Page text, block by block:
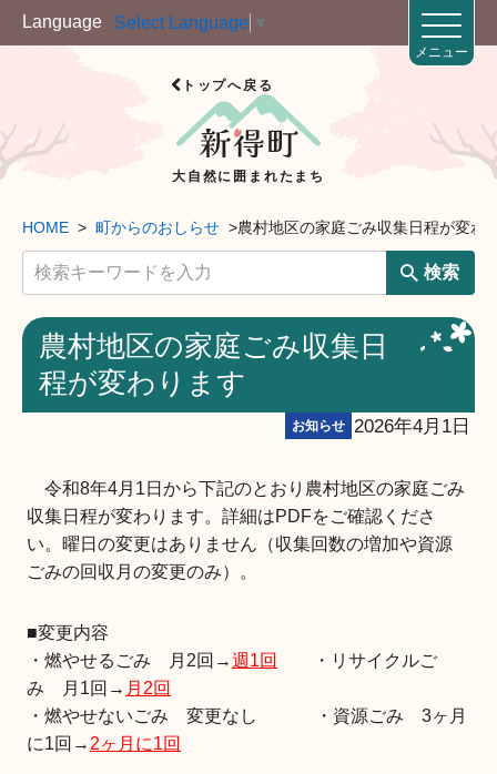
Language Select Language
トップへ戻る
大自然に囲まれたまち
メニュー
HOME 町からのおしらせ 農村地区の家庭ごみ収集日程が変わ
検索
農村地区の家庭ごみ収集日
程が変わります
2026年4月1日
お知らせ
令和8年4月1日から下記のとおり農村地区の家庭ごみ
収集日程が変わります。詳細はPDFをご確認くださ
い。曜日の変更はありません（収集回数の増加や資源
ごみの回収月の変更のみ）。
■変更内容
・燃やせるごみ 月2回→週1回
・リサイクルご
み 月1回→ 月2回
・燃やせないごみ 変更なし ・資源ごみ 3ヶ月
に1回→ 2ヶ月に1回